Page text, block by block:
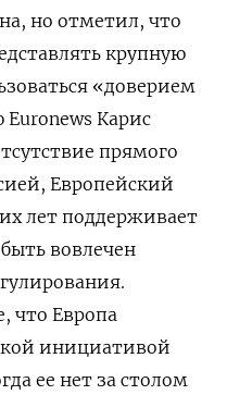
но отметил, что
крупную
«доверием
Карис
прямого
Европейский
лет поддерживает
вовлечен
что Европа
инициативой
ее нет за столом